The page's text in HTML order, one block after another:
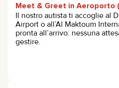
Meet & Greet in Aeroporto
Il nostro autista ti accoglie al
Airport o all’Al Maktoum
pronta all’arrivo: nessuna
gestire.